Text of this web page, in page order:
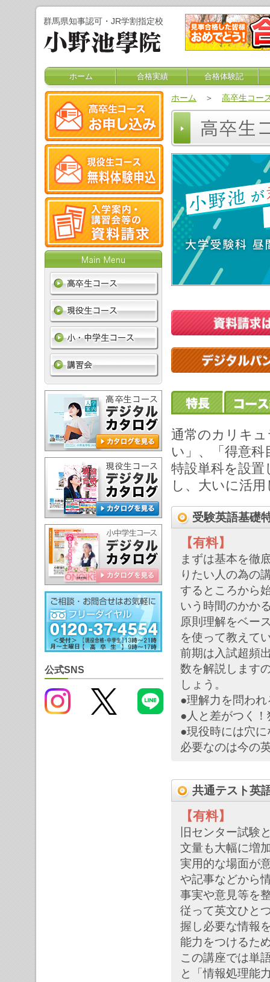
群馬県知事認可・JR学割指定校
ホーム 合格実績 合格体験記
公式SNS
ホーム ＞ 高卒生コー
通常のカリキ
い」、「得意
特設単科を設
し、大いに活
受験英語基礎
【有料】
まずは基本を徹
りたい人の為の
するところから
いう時間のかか
原則理解をベー
を使って教えて
前期は入試超頻
数を解説します
しょう。
●理解力を問わ
●人と差がつく
●現役時には穴
必要なのは今の
共通テスト英
【有料】
旧センター試験
文量も大幅に増
実用的な場面が
や記事などから
事実や意見等を
従って英文ひと
握し必要な情報
能力をつけるた
この講座では単
と「情報処理能